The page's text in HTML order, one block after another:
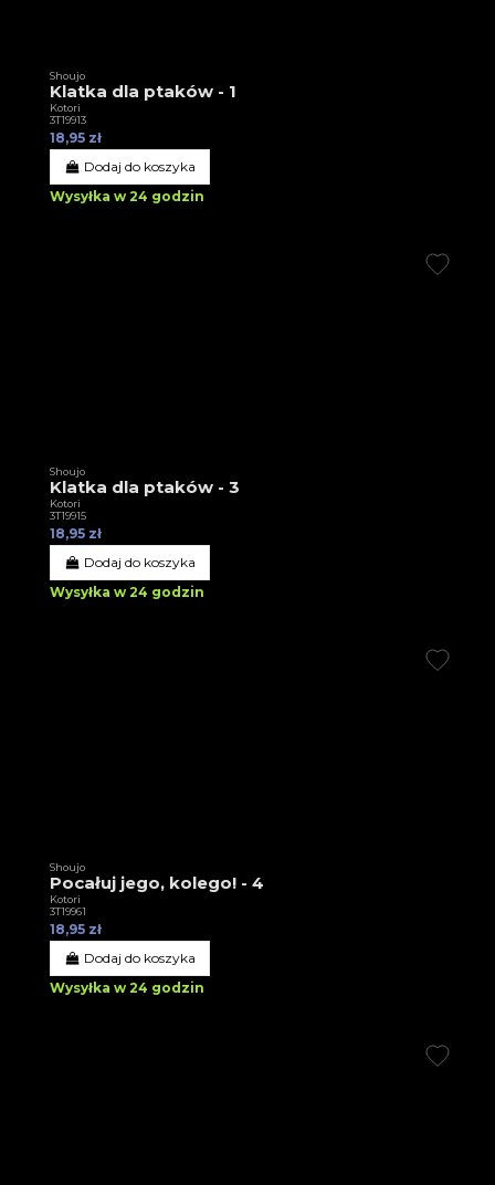
Shoujo
Klatka dla ptaków - 1
Kotori
3T19913
18,95 zł
Dodaj do koszyka
Wysyłka w 24 godzin
Shoujo
Klatka dla ptaków - 3
Kotori
3T19915
18,95 zł
Dodaj do koszyka
Wysyłka w 24 godzin
Shoujo
Pocałuj jego, kolego! - 4
Kotori
3T19961
18,95 zł
Dodaj do koszyka
Wysyłka w 24 godzin